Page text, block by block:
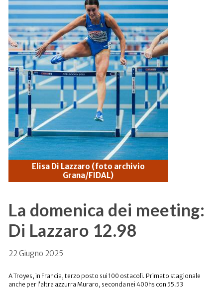
Elisa Di Lazzaro (foto archivio
Grana/FIDAL)
La domenica dei meeting:
Di Lazzaro 12.98
22 Giugno 2025
A Troyes, in Francia, terzo posto sui 100 ostacoli. Primato stagionale
anche per l’altra azzurra Muraro, seconda nei 400hs con 55.53